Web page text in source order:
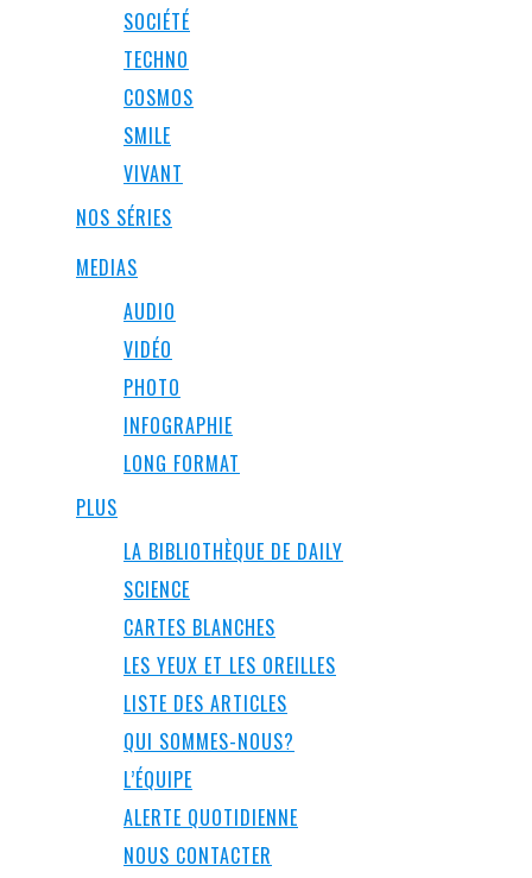
SOCIÉTÉ
TECHNO
COSMOS
SMILE
VIVANT
NOS SÉRIES
MEDIAS
AUDIO
VIDÉO
PHOTO
INFOGRAPHIE
LONG FORMAT
PLUS
LA BIBLIOTHÈQUE DE DAILY
SCIENCE
CARTES BLANCHES
LES YEUX ET LES OREILLES
LISTE DES ARTICLES
QUI SOMMES-NOUS?
L’ÉQUIPE
ALERTE QUOTIDIENNE
NOUS CONTACTER